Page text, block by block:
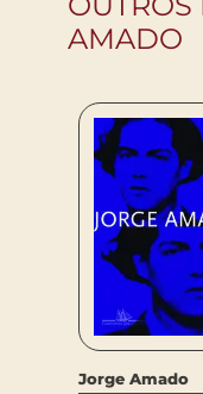
AMADO
Jorge Amado